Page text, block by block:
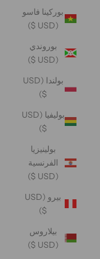
بوركينا فاسو
(USD $)
بوروندي
(USD $)
بولندا (USD
$)
بوليفيا (USD
$)
بولينيزيا
الفرنسية
(USD $)
بيرو (USD
$)
بيلاروس
(USD $)